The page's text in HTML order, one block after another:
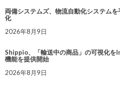
両備システムズ、物流自動化システム
化
2026年8月9日
Shippio、「輸送中の商品」の可視化
機能を提供開始
2026年8月9日